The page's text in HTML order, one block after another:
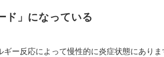
ド」になっている
ー反応によって慢性的に炎症状態にあり